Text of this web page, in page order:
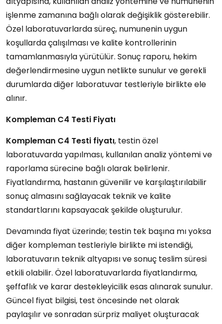
işlenme zamanına bağlı olarak değişiklik gösterebilir.
Özel laboratuvarlarda süreç, numunenin uygun
koşullarda çalışılması ve kalite kontrollerinin
tamamlanmasıyla yürütülür. Sonuç raporu, hekim
değerlendirmesine uygun netlikte sunulur ve gerekli
durumlarda diğer laboratuvar testleriyle birlikte ele
alınır.
Kompleman C4 Testi Fiyatı
Kompleman C4 Testi fiyatı, testin özel
laboratuvarda yapılması, kullanılan analiz yöntemi ve
raporlama sürecine bağlı olarak belirlenir.
Fiyatlandırma, hastanın güvenilir ve karşılaştırılabilir
sonuç almasını sağlayacak teknik ve kalite
standartlarını kapsayacak şekilde oluşturulur.
Devamında fiyat üzerinde; testin tek başına mı yoksa
diğer kompleman testleriyle birlikte mi istendiği,
laboratuvarın teknik altyapısı ve sonuç teslim süresi
etkili olabilir. Özel laboratuvarlarda fiyatlandırma,
şeffaflık ve karar destekleyicilik esas alınarak sunulur.
Güncel fiyat bilgisi, test öncesinde net olarak
paylaşılır ve sonradan sürpriz maliyet oluşturacak